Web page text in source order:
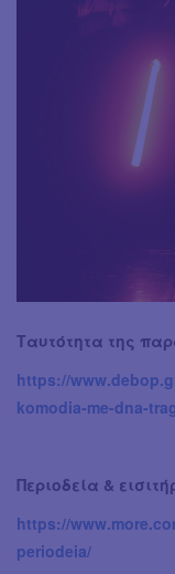
Ταυτότητα της
https://
komodia-me-dna-
Περιοδεία &
https://
periodeia/